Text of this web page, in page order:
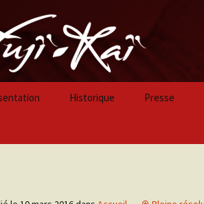
Historique Presse